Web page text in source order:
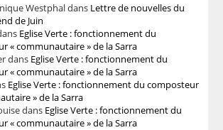
Westphaldans Lettre de nouvelles du
de Juin
Eglise Verte : fonctionnement du
« communautaire » de la Sarra
dans Eglise Verte : fonctionnement du
« communautaire » de la Sarra
Eglise Verte : fonctionnement du composteur
» de la Sarra
dans Eglise Verte : fonctionnement du
« communautaire » de la Sarra